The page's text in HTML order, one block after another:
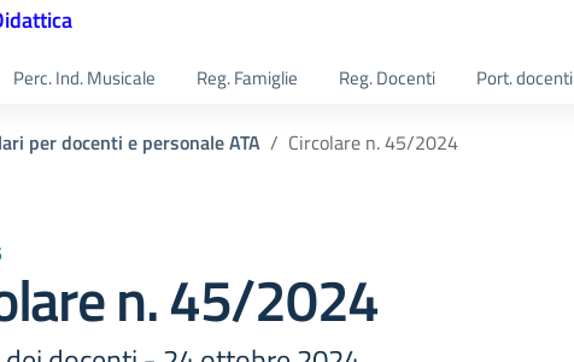
Perc. Ind. Musicale Reg. Famiglie Reg. Docenti Port. docenti
per docenti e personale ATA Circolare n. 45/2024
n. 45/2024